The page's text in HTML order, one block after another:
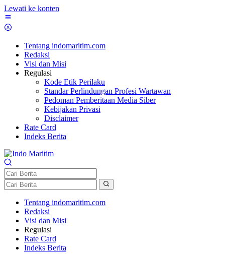
Lewati ke konten
Tentang indomaritim.com
Redaksi
Visi dan Misi
Regulasi
Kode Etik Perilaku
Standar Perlindungan Profesi Wartawan
Pedoman Pemberitaan Media Siber
Kebijakan Privasi
Disclaimer
Rate Card
Indeks Berita
Tentang indomaritim.com
Redaksi
Visi dan Misi
Regulasi
Rate Card
Indeks Berita